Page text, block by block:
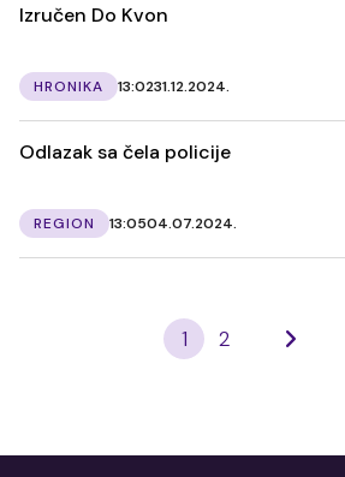
Izručen Do Kvon
HRONIKA 13:0231.12.2024.
Odlazak sa čela policije
REGION 13:0504.07.2024.
1 2